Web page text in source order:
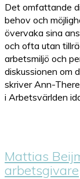
Det omfattande
behov och
övervaka sina
och ofta utan
arbetsmiljö och
diskussionen om
skriver Ann-
i Arbetsvärlden
Mattias
arbetsgivare